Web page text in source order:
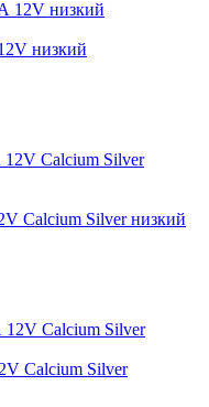
низкий
Calcium Silver низкий
Calcium Silver